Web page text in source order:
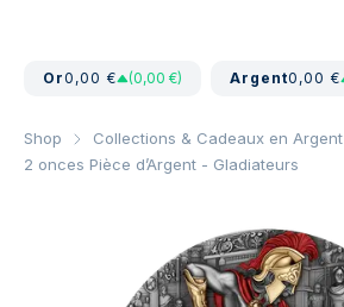
Or0,00 € (0,00 €) Argent0,00 €
Shop
Collections & Cadeaux en Argent
2 onces Pièce d’Argent - Gladiateurs